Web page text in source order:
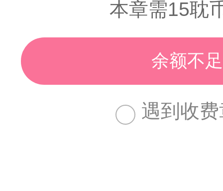
本章需15耽
余额不
遇到收